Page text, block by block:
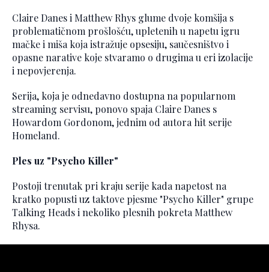
Claire Danes i Matthew Rhys glume dvoje komšija s
problematičnom prošlošću, upletenih u napetu igru
mačke i miša koja istražuje opsesiju, saučesništvo i
opasne narative koje stvaramo o drugima u eri izolacije
i nepovjerenja.
Serija, koja je odnedavno dostupna na popularnom
streaming servisu, ponovo spaja Claire Danes s
Howardom Gordonom, jednim od autora hit serije
Homeland.
Ples uz "Psycho Killer"
Postoji trenutak pri kraju serije kada napetost na
kratko popusti uz taktove pjesme "Psycho Killer" grupe
Talking Heads i nekoliko plesnih pokreta Matthew
Rhysa.